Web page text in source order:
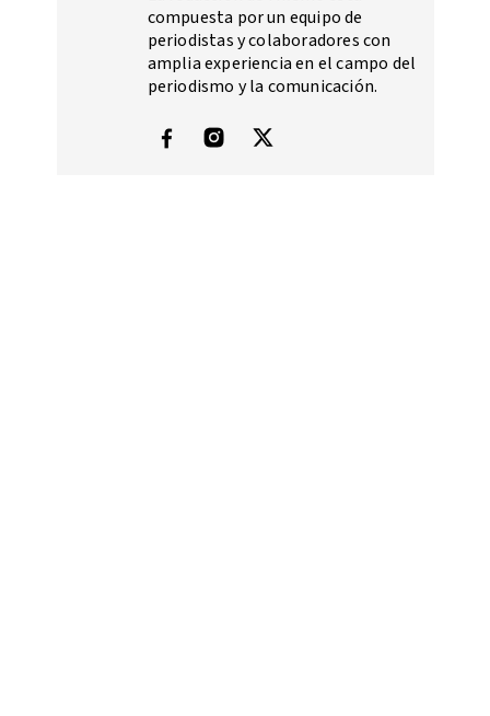
compuesta por un equipo de
periodistas y colaboradores con
amplia experiencia en el campo del
periodismo y la comunicación.